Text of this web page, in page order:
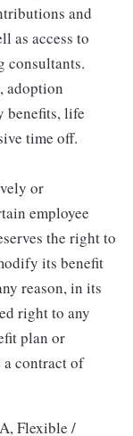
and
as access to
consultants.
adoption
benefits, life
time off.
or
employee
the right to
its benefit
reason, in its
right to any
plan or
a contract of
Flexible /